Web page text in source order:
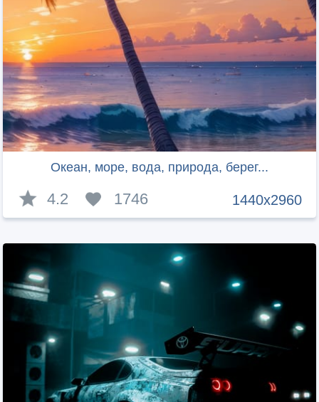
Океан, море, вода, природа, берег...
1440x2960
4.2 1746